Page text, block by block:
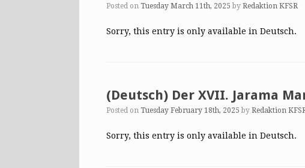
Posted on Tuesday March 11th, 2025 by Redaktion KFSR
Sorry, this entry is only available in Deutsch.
(Deutsch) Der XVII. Jarama
Posted on Tuesday February 18th, 2025 by Redaktion
Sorry, this entry is only available in Deutsch.